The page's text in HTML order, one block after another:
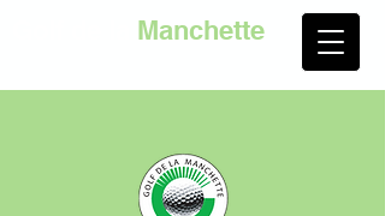
Manchette